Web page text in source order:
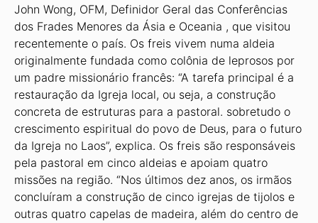
John Wong, OFM, Definidor Geral das Conferências
dos Frades Menores da Ásia e Oceania , que visitou
recentemente o país. Os freis vivem numa aldeia
originalmente fundada como colônia de leprosos por
um padre missionário francês: “A tarefa principal é a
restauração da Igreja local, ou seja, a construção
concreta de estruturas para a pastoral. sobretudo o
crescimento espiritual do povo de Deus, para o futuro
da Igreja no Laos”, explica. Os freis são responsáveis ​​
pela pastoral em cinco aldeias e apoiam quatro
missões na região. “Nos últimos dez anos, os irmãos
concluíram a construção de cinco igrejas de tijolos e
outras quatro capelas de madeira, além do centro de